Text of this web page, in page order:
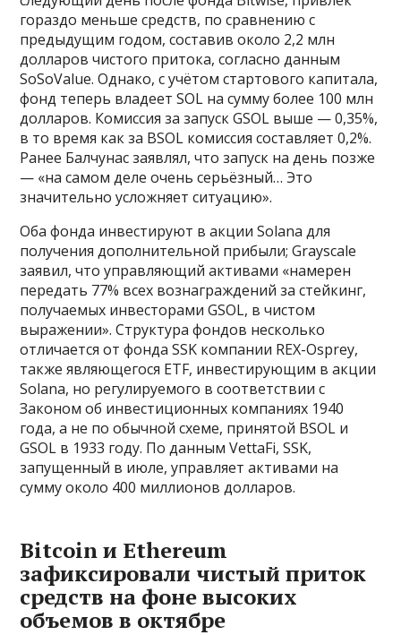
гораздо меньше средств, по сравнению с
предыдущим годом, составив около 2,2 млн
долларов чистого притока, согласно данным
SoSoValue. Однако, с учётом стартового капитала,
фонд теперь владеет SOL на сумму более 100 млн
долларов. Комиссия за запуск GSOL выше — 0,35%,
в то время как за BSOL комиссия составляет 0,2%.
Ранее Балчунас заявлял, что запуск на день позже
— «на самом деле очень серьёзный… Это
значительно усложняет ситуацию».
Оба фонда инвестируют в акции Solana для
получения дополнительной прибыли; Grayscale
заявил, что управляющий активами «намерен
передать 77% всех вознаграждений за стейкинг,
получаемых инвесторами GSOL, в чистом
выражении». Структура фондов несколько
отличается от фонда SSK компании REX-Osprey,
также являющегося ETF, инвестирующим в акции
Solana, но регулируемого в соответствии с
Законом об инвестиционных компаниях 1940
года, а не по обычной схеме, принятой BSOL и
GSOL в 1933 году. По данным VettaFi, SSK,
запущенный в июле, управляет активами на
сумму около 400 миллионов долларов.
Bitcoin и Ethereum
зафиксировали чистый приток
средств на фоне высоких
объемов в октябре